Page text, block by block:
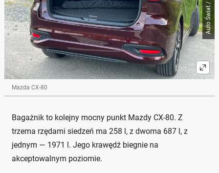
Mazda CX-80
Bagażnik to kolejny mocny punkt Mazdy CX-80. Z
trzema rzędami siedzeń ma 258 l, z dwoma 687 l, z
jednym — 1971 l. Jego krawędź biegnie na
akceptowalnym poziomie.